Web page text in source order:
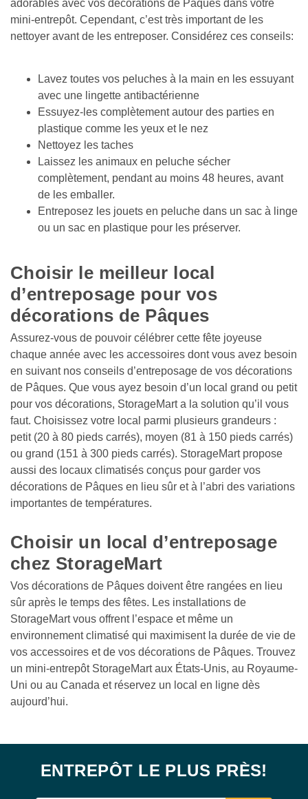
adorables avec vos décorations de Pâques dans votre
mini-entrepôt. Cependant, c’est très important de les
nettoyer avant de les entreposer. Considérez ces conseils:
Lavez toutes vos peluches à la main en les essuyant
avec une lingette antibactérienne
Essuyez-les complètement autour des parties en
plastique comme les yeux et le nez
Nettoyez les taches
Laissez les animaux en peluche sécher
complètement, pendant au moins 48 heures, avant
de les emballer.
Entreposez les jouets en peluche dans un sac à linge
ou un sac en plastique pour les préserver.
Choisir le meilleur local
d’entreposage pour vos
décorations de Pâques
Assurez-vous de pouvoir célébrer cette fête joyeuse
chaque année avec les accessoires dont vous avez besoin
en suivant nos conseils d’entreposage de vos décorations
de Pâques. Que vous ayez besoin d’un local grand ou petit
pour vos décorations, StorageMart a la solution qu’il vous
faut. Choisissez votre local parmi plusieurs grandeurs :
petit (20 à 80 pieds carrés), moyen (81 à 150 pieds carrés)
ou grand (151 à 300 pieds carrés). StorageMart propose
aussi des locaux climatisés conçus pour garder vos
décorations de Pâques en lieu sûr et à l’abri des variations
importantes de températures.
Choisir un local d’entreposage
chez StorageMart
Vos décorations de Pâques doivent être rangées en lieu
sûr après le temps des fêtes. Les installations de
StorageMart vous offrent l’espace et même un
environnement climatisé qui maximisent la durée de vie de
vos accessoires et de vos décorations de Pâques. Trouvez
un mini-entrepôt StorageMart aux États-Unis, au Royaume-
Uni ou au Canada et réservez un local en ligne dès
aujourd’hui.
ENTREPÔT LE PLUS PRÈS!